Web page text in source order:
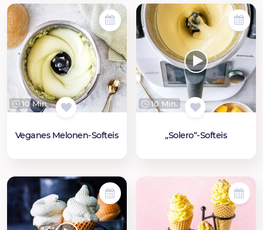
10 Min.
Veganes Melonen-Softeis
10 Min.
„Solero“-Softeis